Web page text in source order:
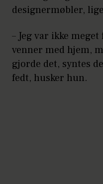
designermøbler,
– Jeg var ikke
venner med hjem,
gjorde det, syntes
fedt, husker hun.